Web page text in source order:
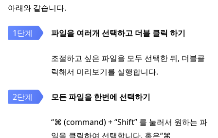
아래와 같습니다.
파일을 여러개 선택하고 더블 클릭 하기
조절하고 싶은 파일을 모두 선택한 뒤, 더블클
릭해서 미리보기를 실행합니다.
모든 파일을 한번에 선택하기
“⌘ (command) + “Shift” 를 눌러서 원하는 파
일을 클릭하여 선택합니다. 혹은“⌘